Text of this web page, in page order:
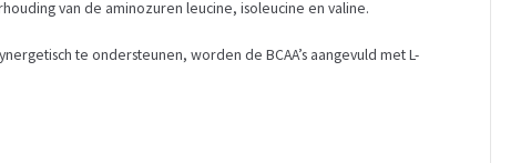
van de aminozuren leucine, isoleucine en valine.
te ondersteunen, worden de BCAA’s aangevuld met L-